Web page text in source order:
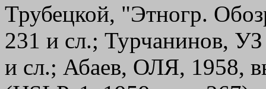
Трубецкой, "Этногр.
231 и сл.; Турчанинов,
и сл.; Абаев, ОЛЯ, 1958,